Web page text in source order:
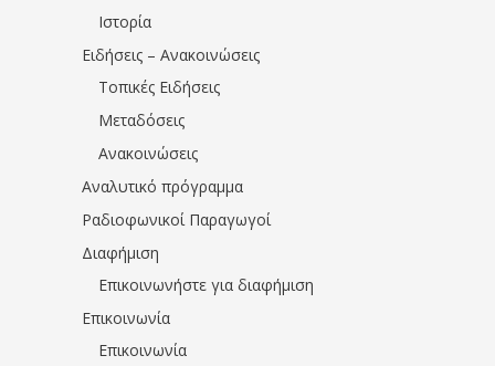
Ιστορία
Ειδήσεις – Ανακοινώσεις
Τοπικές Ειδήσεις
Μεταδόσεις
Ανακοινώσεις
Αναλυτικό πρόγραμμα
Ραδιοφωνικοί Παραγωγοί
Διαφήμιση
Επικοινωνήστε για διαφήμιση
Επικοινωνία
Επικοινωνία